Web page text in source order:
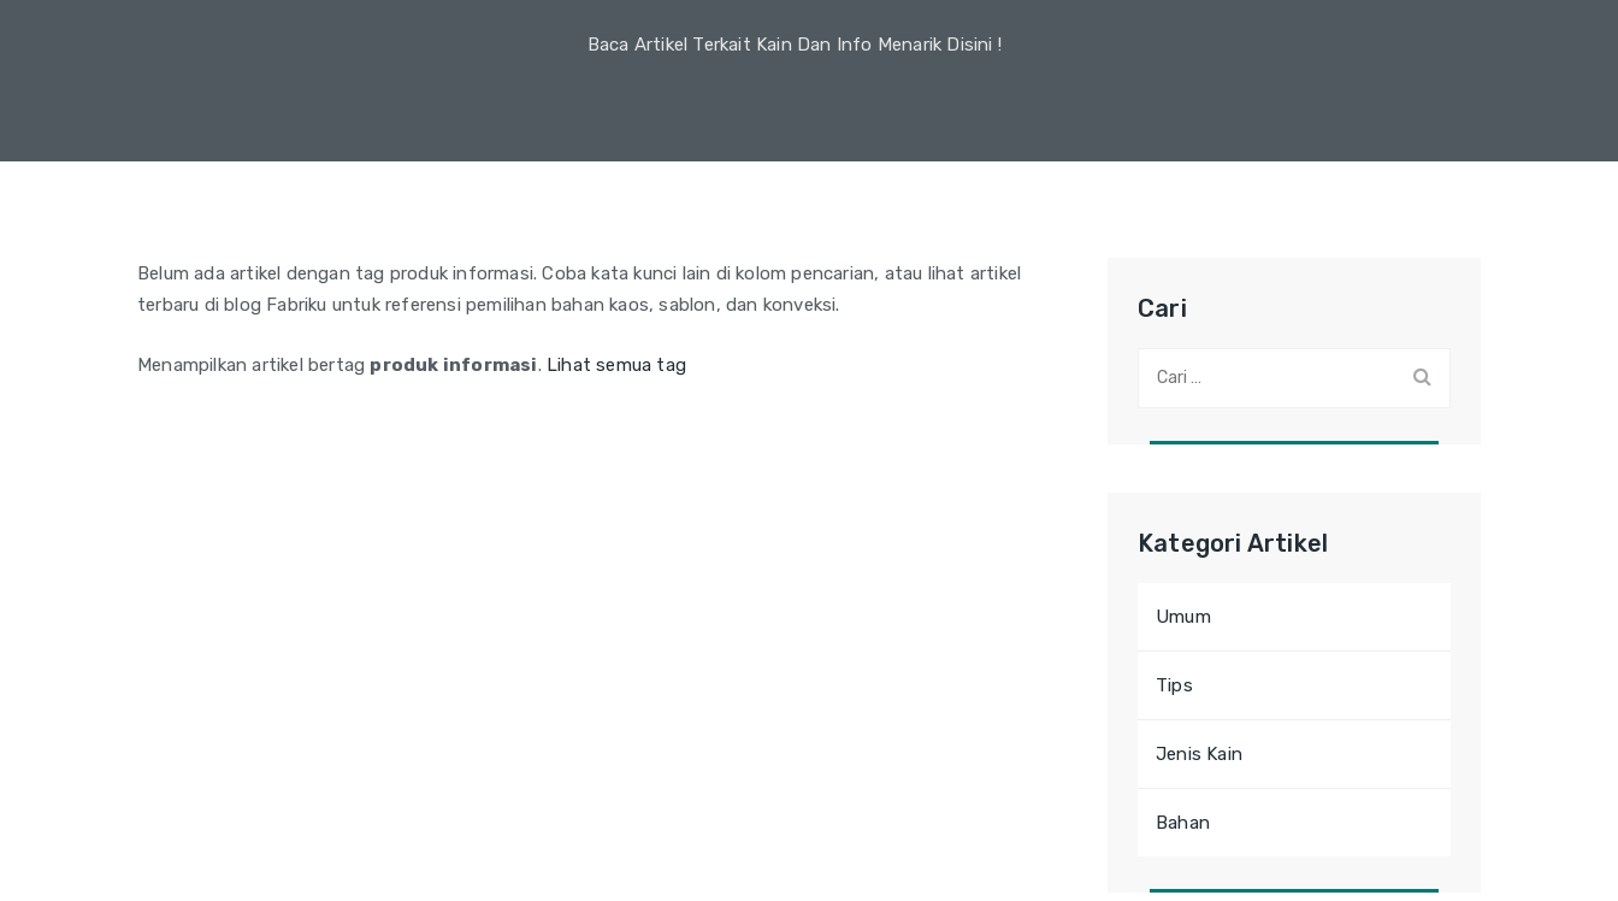
Baca Artikel Terkait Kain Dan Info Menarik Disini !
Belum ada artikel dengan tag produk informasi. Coba kata kunci lain di kolom pencarian, atau lihat artikel
terbaru di blog Fabriku untuk referensi pemilihan bahan kaos, sablon, dan konveksi.
Menampilkan artikel bertag produk informasi. Lihat semua tag
Cari
Kategori Artikel
Umum
Tips
Jenis Kain
Bahan